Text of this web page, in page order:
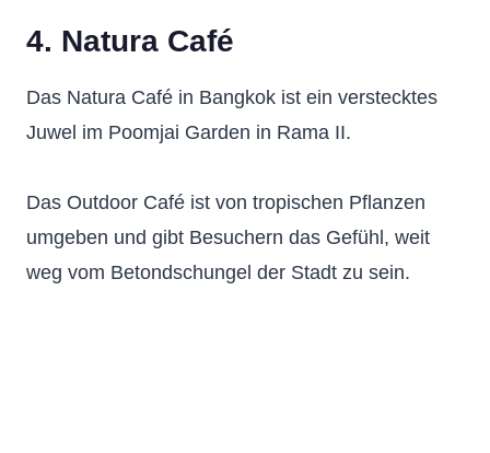
4. Natura Café
Das Natura Café in Bangkok ist ein verstecktes
Juwel im Poomjai Garden in Rama II.
Das Outdoor Café ist von tropischen Pflanzen
umgeben und gibt Besuchern das Gefühl, weit
weg vom Betondschungel der Stadt zu sein.